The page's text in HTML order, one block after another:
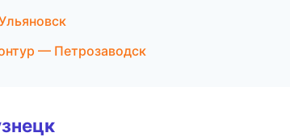
— Петрозаводск